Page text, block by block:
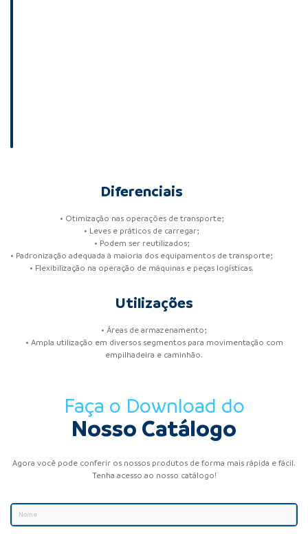
Diferenciais
• Otimização nas operações de transporte;
• Leves e práticos de carregar;
• Podem ser reutilizados;
• Padronização adequada à maioria dos equipamentos de transporte;
• Flexibilização na operação de máquinas e peças logísticas.
Utilizações
• Áreas de armazenamento;
• Ampla utilização em diversos segmentos para movimentação com
empilhadeira e caminhão.
Faça o Download do
Nosso Catálogo
Agora você pode conferir os nossos produtos de forma mais rápida e fácil.
Tenha acesso ao nosso catálogo!